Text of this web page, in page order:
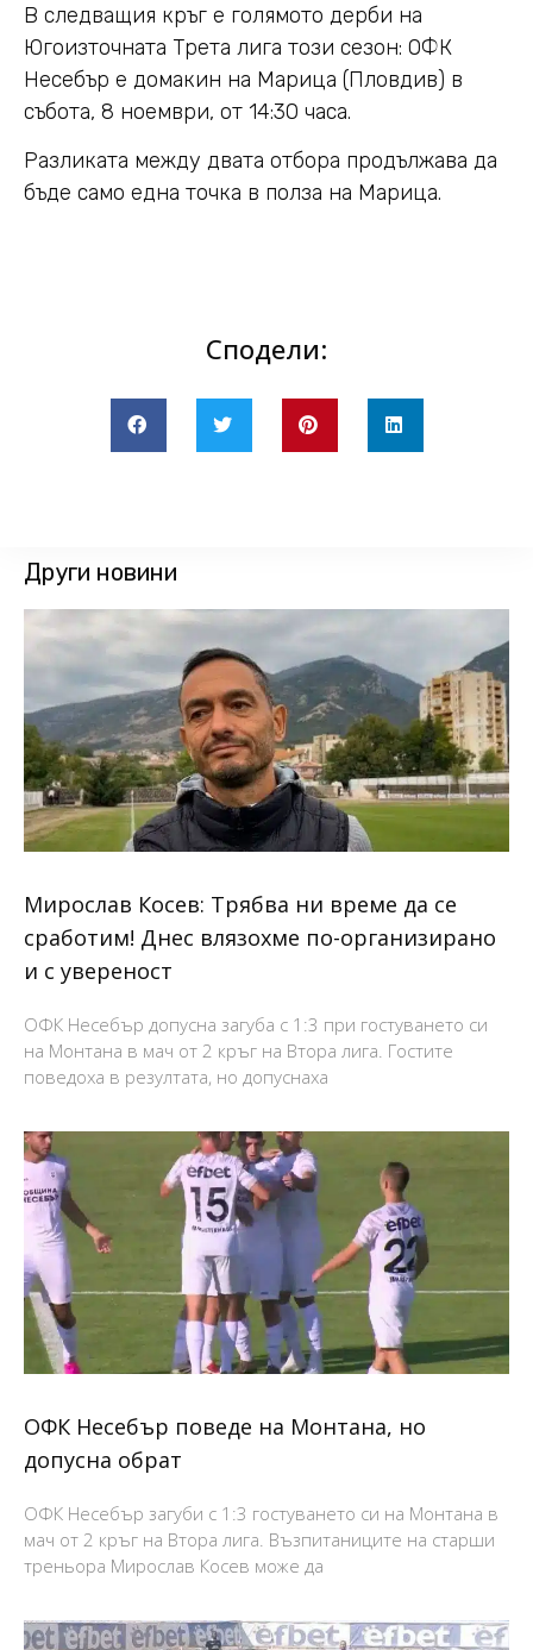
В следващия кръг е голямото дерби на
Югоизточната Трета лига този сезон: ОФК
Несебър е домакин на Марица (Пловдив) в
събота, 8 ноември, от 14:30 часа.
Разликата между двата отбора продължава да
бъде само една точка в полза на Марица.
Сподели:
Други новини
Мирослав Косев: Трябва ни време да се
сработим! Днес влязохме по-организирано
и с увереност
ОФК Несебър допусна загуба с 1:3 при гостуването си
на Монтана в мач от 2 кръг на Втора лига. Гостите
поведоха в резултата, но допуснаха
ОФК Несебър поведе на Монтана, но
допусна обрат
ОФК Несебър загуби с 1:3 гостуването си на Монтана в
мач от 2 кръг на Втора лига. Възпитаниците на старши
треньора Мирослав Косев може да